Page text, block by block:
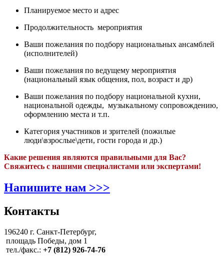
Планируемое место и адрес
Продолжительность мероприятия
Ваши пожелания по подбору национальных ансамблей
(исполнителей)
Ваши пожелания по ведущему мероприятия
(национальный язык общения, пол, возраст и др)
Ваши пожелания по подбору национальной кухни,
национальной одежды, музыкальному сопровождению,
оформлению места и т.п.
Категория участников и зрителей (пожилые
люди\взрослые\дети, гости города и др.)
Какие решения являются правильными для Вас?
Свяжитесь с нашими специалистами или экспертами!
Напишите нам >>>
Контакты
196240 г. Санкт-Петербург,
площадь Победы, дом 1
тел./факс.: +7 (812) 926-74-76